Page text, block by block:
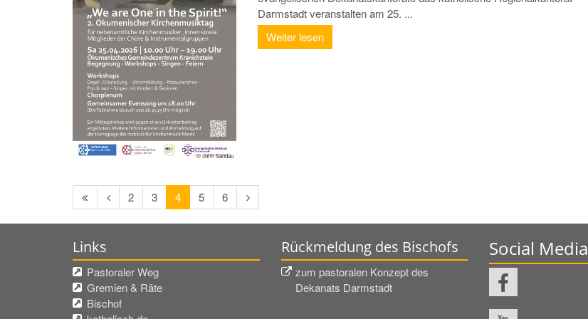
© Jorin Sandau
Darmstadt veranstalten am 25. ...
Weiter lesen
Erste
Seite
Vorherige
Seite
2 3 4 5 6
Nächste
Seite
Links
Pastoraler Weg
Gremien & Räte
Bischof
Rückmeldung des Bischofs
zum pastoralen Konzept des
Dekanats Darmstadt
Social Media